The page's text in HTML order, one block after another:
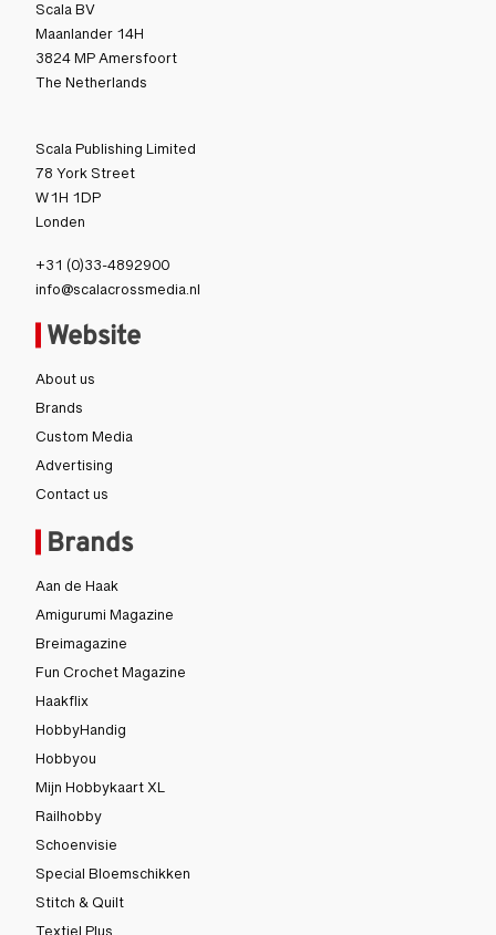
Scala BV
Maanlander 14H
3824 MP Amersfoort
The Netherlands
Scala Publishing Limited
78 York Street
W1H 1DP
Londen
+31 (0)33-4892900
info@scalacrossmedia.nl
Brands
Aan de Haak
Amigurumi Magazine
Breimagazine
Fun Crochet Magazine
Haakflix
HobbyHandig
Hobbyou
Mijn Hobbykaart XL
Railhobby
Schoenvisie
Special Bloemschikken
Stitch & Quilt
Website
About us
Brands
Custom Media
Advertising
Contact us